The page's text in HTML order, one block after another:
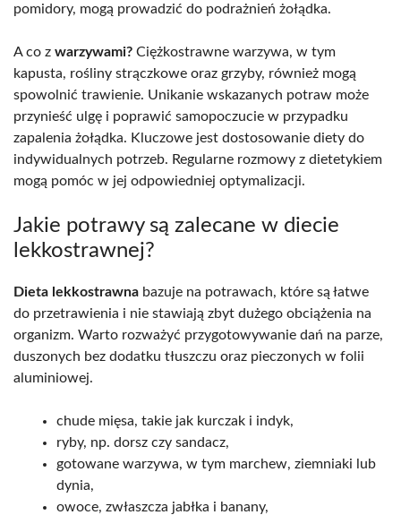
pomidory, mogą prowadzić do podrażnień żołądka.
A co z warzywami? Ciężkostrawne warzywa, w tym
kapusta, rośliny strączkowe oraz grzyby, również mogą
spowolnić trawienie. Unikanie wskazanych potraw może
przynieść ulgę i poprawić samopoczucie w przypadku
zapalenia żołądka. Kluczowe jest dostosowanie diety do
indywidualnych potrzeb. Regularne rozmowy z dietetykiem
mogą pomóc w jej odpowiedniej optymalizacji.
Jakie potrawy są zalecane w diecie
lekkostrawnej?
Dieta lekkostrawna bazuje na potrawach, które są łatwe
do przetrawienia i nie stawiają zbyt dużego obciążenia na
organizm. Warto rozważyć przygotowywanie dań na parze,
duszonych bez dodatku tłuszczu oraz pieczonych w folii
aluminiowej.
chude mięsa, takie jak kurczak i indyk,
ryby, np. dorsz czy sandacz,
gotowane warzywa, w tym marchew, ziemniaki lub
dynia,
owoce, zwłaszcza jabłka i banany,